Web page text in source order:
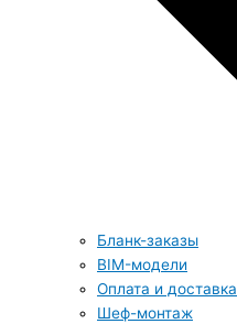
Бланк-заказы
BIM-модели
Оплата и доставка
Шеф-монтаж